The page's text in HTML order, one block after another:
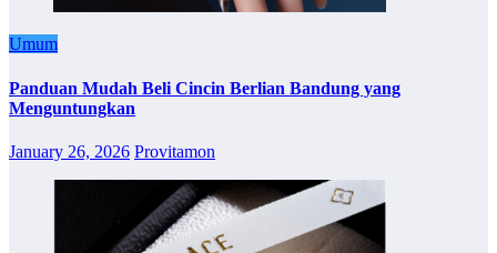
Umum
Panduan Mudah Beli Cincin Berlian Bandung yang
Menguntungkan
January 26, 2026 Provitamon